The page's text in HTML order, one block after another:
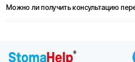
Можно ли получить консультацию